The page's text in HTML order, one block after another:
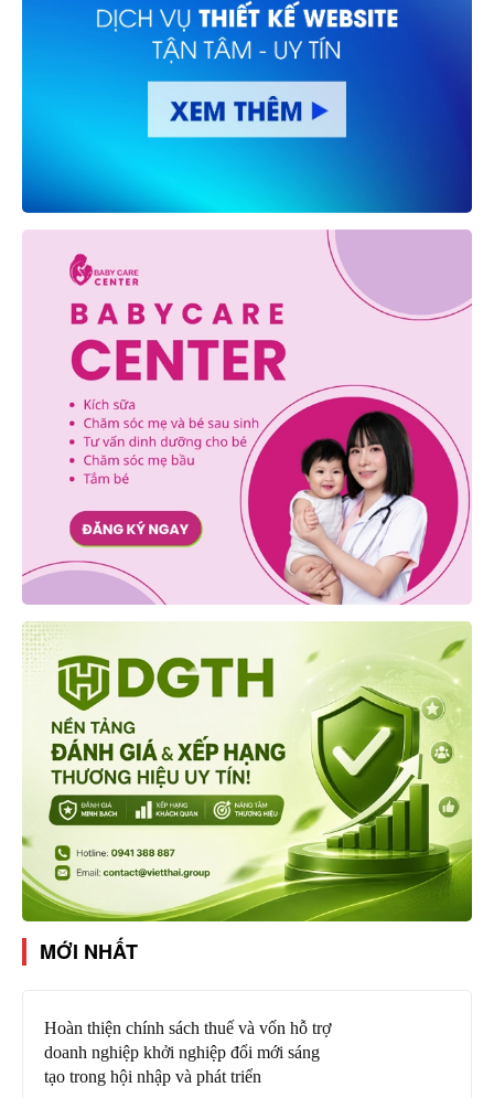
MỚI NHẤT
Hoàn thiện chính sách thuế và vốn hỗ trợ
doanh nghiệp khởi nghiệp đổi mới sáng
tạo trong hội nhập và phát triển